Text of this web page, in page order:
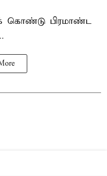
கொண்டு பிரமாண்ட